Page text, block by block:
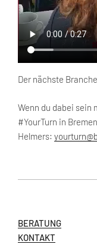
Der nächste
Wenn du dabei sein
#YourTurn in
Helmers:
BERATUNG
KONTAKT